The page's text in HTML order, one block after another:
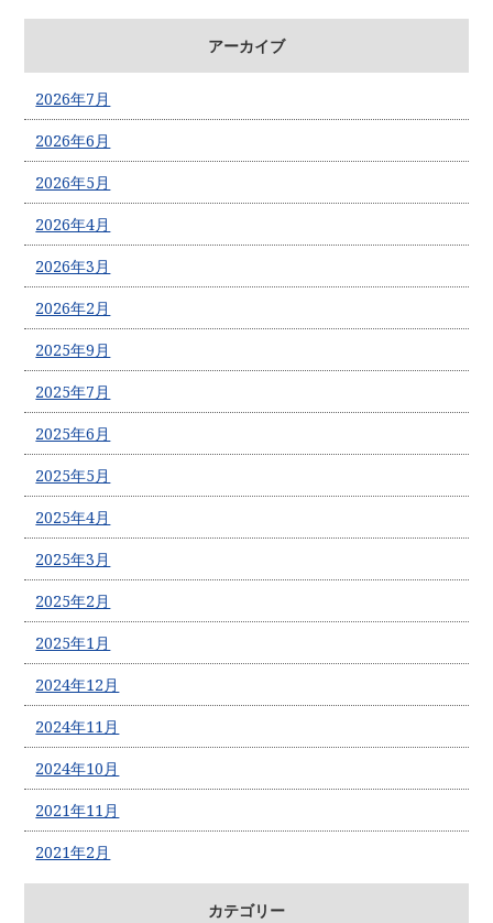
アーカイブ
2026年7月
2026年6月
2026年5月
2026年4月
2026年3月
2026年2月
2025年9月
2025年7月
2025年6月
2025年5月
2025年4月
2025年3月
2025年2月
2025年1月
2024年12月
2024年11月
2024年10月
2021年11月
2021年2月
カテゴリー